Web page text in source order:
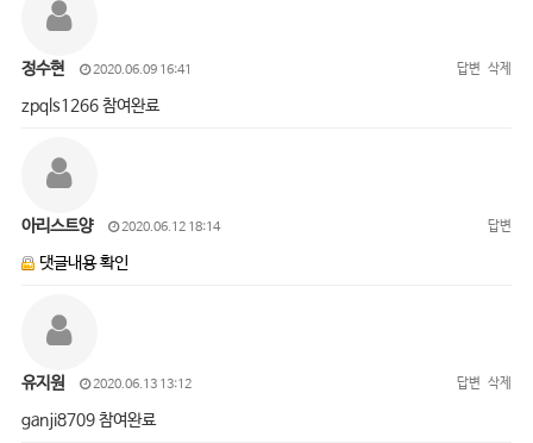
정수현 2020.06.09 16:41 답변 삭제
zpqls1266 참여완료
아리스트양 2020.06.12 18:14 답변
댓글내용 확인
유지원 2020.06.13 13:12 답변 삭제
ganji8709 참여완료